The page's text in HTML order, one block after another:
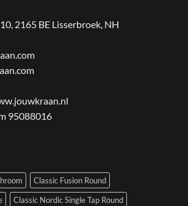
2165 BE Lisserbroek, NH
95088016
Classic Fusion Round
Classic Nordic Single Tap Round